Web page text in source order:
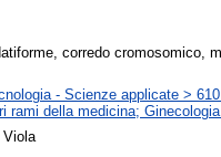
corredo cromosomico,
- Scienze applicate >
rami della medicina;
Viola